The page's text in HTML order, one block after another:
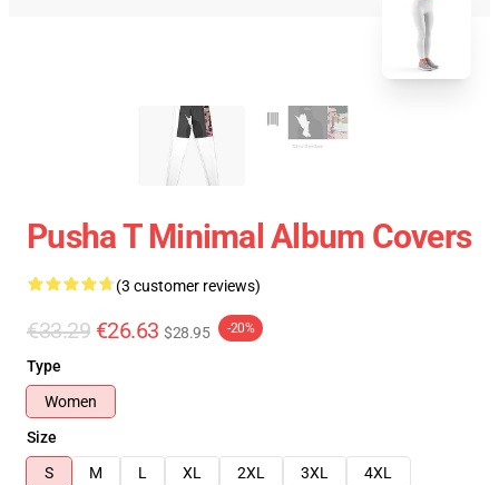
Pusha T Minimal Album Covers
(3 customer reviews)
€33.29 €26.63 $28.95 -20%
Type
Women
Size
S
M L XL 2XL 3XL 4XL